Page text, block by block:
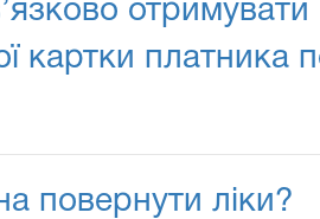
картки платника
повернути ліки?